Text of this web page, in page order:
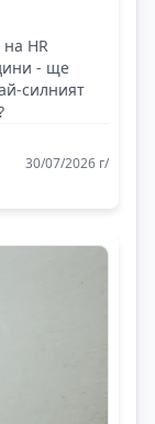
HR
- ще
силният
30/07/2026 г/